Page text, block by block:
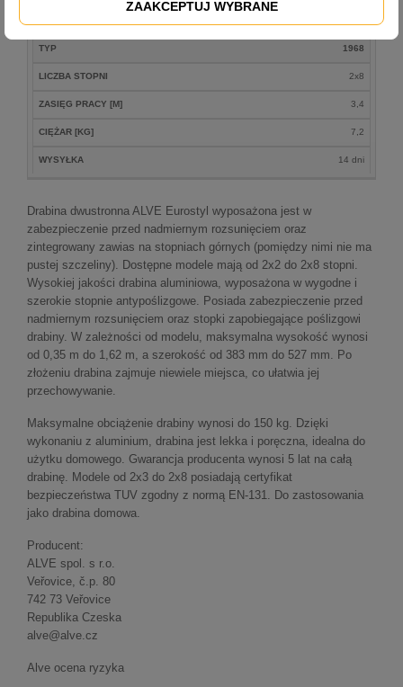
TYP 1968
LICZBA STOPNI 2x8
ZASIĘG PRACY [M] 3,4
CIĘŻAR [KG] 7,2
WYSYŁKA 14 dni
Drabina dwustronna ALVE Eurostyl wyposażona jest w
zabezpieczenie przed nadmiernym rozsunięciem oraz
zintegrowany zawias na stopniach górnych (pomiędzy nimi nie ma
pustej szczeliny). Dostępne modele mają od 2x2 do 2x8 stopni.
Wysokiej jakości drabina aluminiowa, wyposażona w wygodne i
szerokie stopnie antypoślizgowe. Posiada zabezpieczenie przed
nadmiernym rozsunięciem oraz stopki zapobiegające poślizgowi
drabiny. W zależności od modelu, maksymalna wysokość wynosi
od 0,35 m do 1,62 m, a szerokość od 383 mm do 527 mm. Po
złożeniu drabina zajmuje niewiele miejsca, co ułatwia jej
przechowywanie.
Maksymalne obciążenie drabiny wynosi do 150 kg. Dzięki
wykonaniu z aluminium, drabina jest lekka i poręczna, idealna do
użytku domowego. Gwarancja producenta wynosi 5 lat na całą
drabinę. Modele od 2x3 do 2x8 posiadają certyfikat
bezpieczeństwa TUV zgodny z normą EN-131. Do zastosowania
jako drabina domowa.
Producent:
ALVE spol. s r.o.
Veřovice, č.p. 80
742 73 Veřovice
Republika Czeska
alve@alve.cz
Alve ocena ryzyka
ZAAKCEPTUJ WYBRANE